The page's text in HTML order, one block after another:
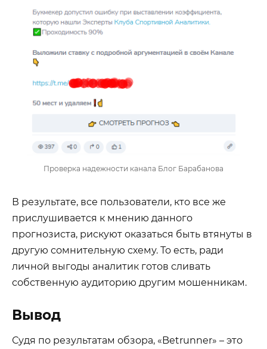
Проверка надежности канала Блог Барабанова
В результате, все пользователи, кто все же
прислушивается к мнению данного
прогнозиста, рискуют оказаться быть втянуты в
другую сомнительную схему. То есть, ради
личной выгоды аналитик готов сливать
собственную аудиторию другим мошенникам.
Вывод
Судя по результатам обзора, «Betrunner» – это